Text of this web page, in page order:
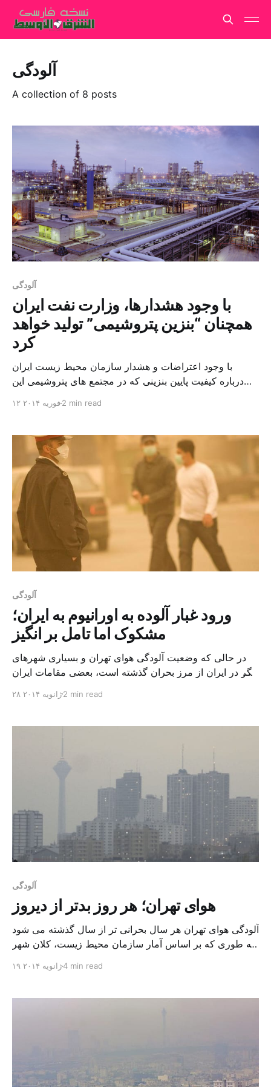
آلودگی
A collection of 8 posts
آلودگی
با وجود هشدارها، وزارت نفت ایران
همچنان “بنزین پتروشیمی” تولید خواهد
کرد
با وجود اعتراضات و هشدار سازمان محیط زیست ایران
درباره کیفیت پایین بنزینی که در مجتمع های پتروشیمی این
بنزین استاندارد است و فعلا به تولید آن ادامه می دهد.
از محیط زیست ایران دوشنبه […]
۱۲ فوریه ۲۰۱۴2 min read
آلودگی
ورود غبار آلوده به اورانیوم به ایران؛
مشکوک اما تامل بر انگیز
در حالی که وضعیت آلودگی هوای تهران و بسیاری شهرهای
دیگر در ایران از مرز بحران گذشته است، بعضی مقامات ایران
دهند، اگر چه اخبار در این زمینه تکذیب شده است. اصغر
علوم ایران […]
۲۸ ژانویه ۲۰۱۴2 min read
آلودگی
هوای تهران؛ هر روز بدتر از دیروز
آلودگی هوای تهران هر سال بحرانی تر از سال گذشته می شود
به طوری که بر اساس آمار سازمان محیط زیست، کلان شهر
همین حال با پیچیده تر شده موضوع آلودگی هوا، تدابیر
۱۹ ژانویه ۲۰۱۴4 min read